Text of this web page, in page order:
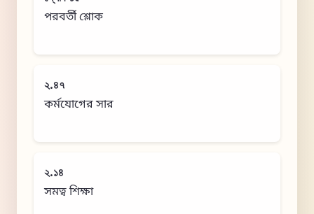
পরবর্তী শ্লোক
২.৪৭
কর্মযোগের সার
২.১৪
সমত্ব শিক্ষা